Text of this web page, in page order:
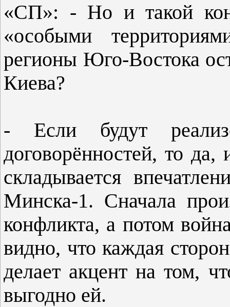
«СП»: - Но и такой
«особыми
регионы Юго-Востока
Киева?
- Если будут
договорённостей, то
складывается
Минска-1. Сначала
конфликта, а потом
видно, что каждая
делает акцент на том,
выгодно ей.